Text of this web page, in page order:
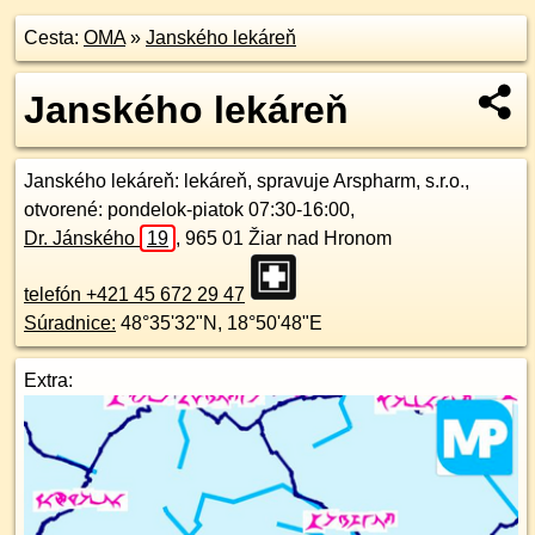
Cesta: OMA» Janského lekáreň
Janského lekáreň
Janského lekáreň: lekáreň, spravuje Arspharm, s.r.o.,
otvorené: pondelok-piatok 07:30-16:00,
Dr. Jánského
19 , 965 01 Žiar nad Hronom
telefón +421 45 672 29 47
Súradnice: 48°35'32"N , 18°50'48"E
Extra: